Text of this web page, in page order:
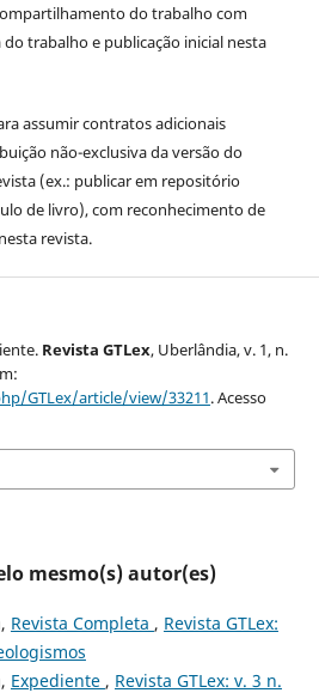
do trabalho com
trabalho e publicação inicial nesta
assumir contratos adicionais
não-exclusiva da versão do
(ex.: publicar em repositório
de livro), com reconhecimento de
revista.
Revista GTLex, Uberlândia, v. 1, n.
GTLex/article/view/33211. Acesso
mesmo(s) autor(es)
Revista Completa , Revista GTLex:
Expediente , Revista GTLex: v. 3 n.